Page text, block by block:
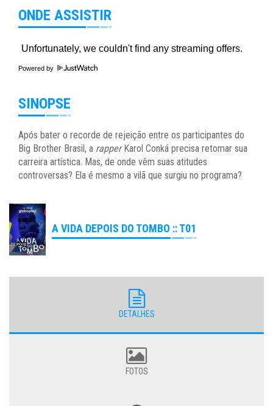
ONDE ASSISTIR
Powered by
SINOPSE
Após bater o recorde de rejeição entre os participantes do
Big Brother Brasil, a rapperKarol Conká precisa retomar sua
carreira artística. Mas, de onde vêm suas atitudes
controversas? Ela é mesmo a vilã que surgiu no programa?
A VIDA DEPOIS DO TOMBO :: T01
DETALHES
FOTOS